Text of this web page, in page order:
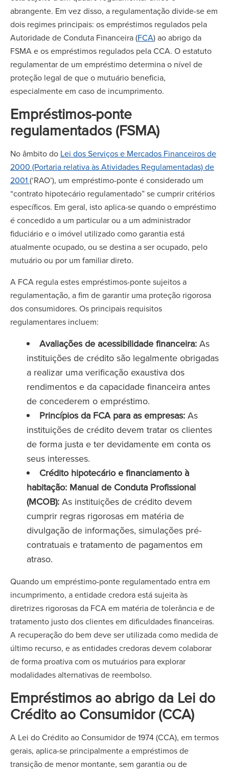
abrangente. Em vez disso, a regulamentação divide-se em
dois regimes principais: os empréstimos regulados pela
Autoridade de Conduta Financeira (FCA) ao abrigo da
FSMA e os empréstimos regulados pela CCA. O estatuto
regulamentar de um empréstimo determina o nível de
proteção legal de que o mutuário beneficia,
especialmente em caso de incumprimento.
Empréstimos-ponte
regulamentados (FSMA)
No âmbito do Lei dos Serviços e Mercados Financeiros de
2000 (Portaria relativa às Atividades Regulamentadas) de
2001(‘RAO’), um empréstimo-ponte é considerado um
“contrato hipotecário regulamentado” se cumprir critérios
específicos. Em geral, isto aplica-se quando o empréstimo
é concedido a um particular ou a um administrador
fiduciário e o imóvel utilizado como garantia está
atualmente ocupado, ou se destina a ser ocupado, pelo
mutuário ou por um familiar direto.
A FCA regula estes empréstimos-ponte sujeitos a
regulamentação, a fim de garantir uma proteção rigorosa
dos consumidores. Os principais requisitos
regulamentares incluem:
Avaliações de acessibilidade financeira: As
instituições de crédito são legalmente obrigadas
a realizar uma verificação exaustiva dos
rendimentos e da capacidade financeira antes
de concederem o empréstimo.
Princípios da FCA para as empresas: As
instituições de crédito devem tratar os clientes
de forma justa e ter devidamente em conta os
seus interesses.
Crédito hipotecário e financiamento à
habitação: Manual de Conduta Profissional
(MCOB): As instituições de crédito devem
cumprir regras rigorosas em matéria de
divulgação de informações, simulações pré-
contratuais e tratamento de pagamentos em
atraso.
Quando um empréstimo-ponte regulamentado entra em
incumprimento, a entidade credora está sujeita às
diretrizes rigorosas da FCA em matéria de tolerância e de
tratamento justo dos clientes em dificuldades financeiras.
A recuperação do bem deve ser utilizada como medida de
último recurso, e as entidades credoras devem colaborar
de forma proativa com os mutuários para explorar
modalidades alternativas de reembolso.
Empréstimos ao abrigo da Lei do
Crédito ao Consumidor (CCA)
A Lei do Crédito ao Consumidor de 1974 (CCA), em termos
gerais, aplica-se principalmente a empréstimos de
transição de menor montante, sem garantia ou de